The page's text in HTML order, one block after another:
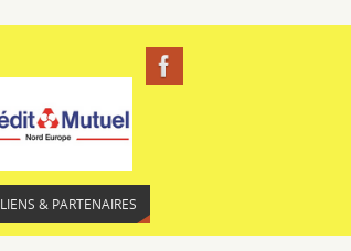
LIENS & PARTENAIRES